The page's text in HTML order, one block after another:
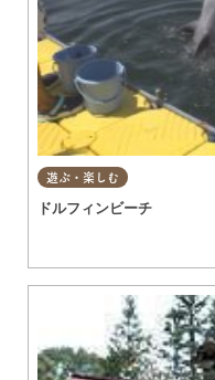
遊ぶ・楽しむ
ドルフィンビーチ